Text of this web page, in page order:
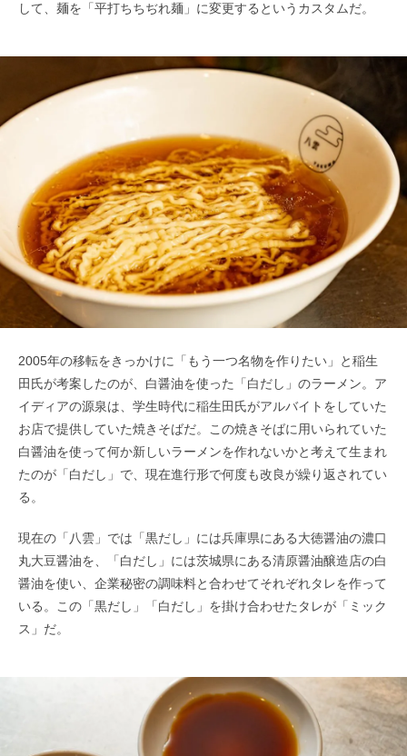
して、麺を「平打ちちぢれ麺」に変更するというカスタムだ。
2005年の移転をきっかけに「もう一つ名物を作りたい」と稲生
田氏が考案したのが、白醤油を使った「白だし」のラーメン。ア
イディアの源泉は、学生時代に稲生田氏がアルバイトをしていた
お店で提供していた焼きそばだ。この焼きそばに用いられていた
白醤油を使って何か新しいラーメンを作れないかと考えて生まれ
たのが「白だし」で、現在進行形で何度も改良が繰り返されてい
る。
現在の「八雲」では「黒だし」には兵庫県にある大徳醤油の濃口
丸大豆醤油を、「白だし」には茨城県にある清原醤油醸造店の白
醤油を使い、企業秘密の調味料と合わせてそれぞれタレを作って
いる。この「黒だし」「白だし」を掛け合わせたタレが「ミック
ス」だ。